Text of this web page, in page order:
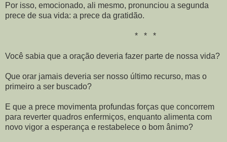
Por isso, emocionado, ali mesmo, pronunciou a segunda
prece de sua vida: a prece da gratidão.
* * *
Você sabia que a oração deveria fazer parte de nossa vida?
Que orar jamais deveria ser nosso último recurso, mas o
primeiro a ser buscado?
E que a prece movimenta profundas forças que concorrem
para reverter quadros enfermiços, enquanto alimenta com
novo vigor a esperança e restabelece o bom ânimo?